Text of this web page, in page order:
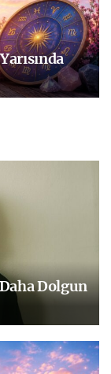
Dolgun